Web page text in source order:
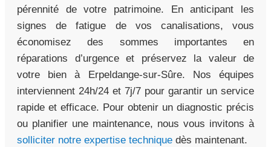
pérennité de votre patrimoine. En anticipant les
signes de fatigue de vos canalisations, vous
économisez des sommes importantes en
réparations d’urgence et préservez la valeur de
votre bien à Erpeldange-sur-Sûre. Nos équipes
interviennent 24h/24 et 7j/7 pour garantir un service
rapide et efficace. Pour obtenir un diagnostic précis
ou planifier une maintenance, nous vous invitons à
solliciter notre expertise technique dès maintenant.